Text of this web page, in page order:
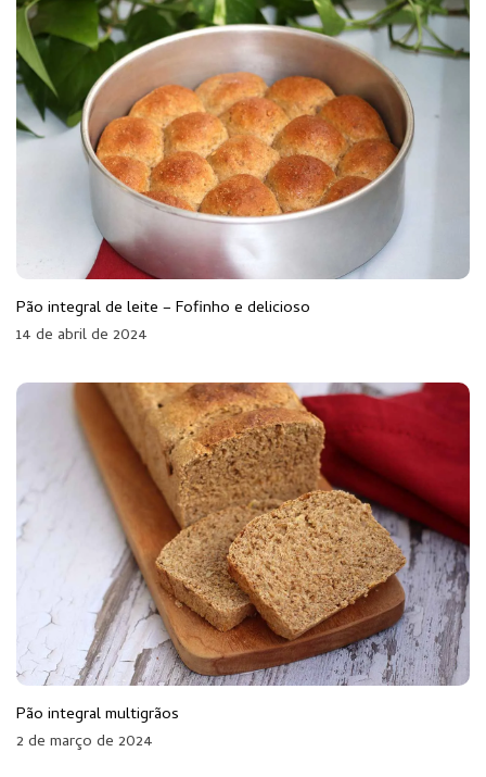
Pão integral de leite – Fofinho e delicioso
14 de abril de 2024
Pão integral multigrãos
2 de março de 2024